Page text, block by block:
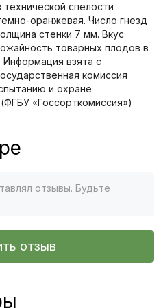
технической спелости
оранжевая. Число гнезд
стенки 7 мм. Вкус
товарных плодов в
Информация взята с
комиссия
и охране
«Госсорткомиссия»)
отзывы. Будьте
отзыв